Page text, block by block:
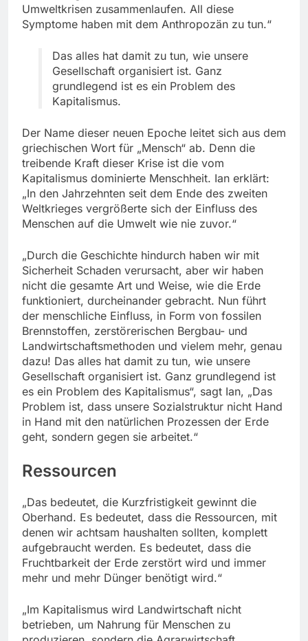
Umweltkrisen zusammenlaufen. All diese
Symptome haben mit dem Anthropozän zu tun.“
Das alles hat damit zu tun, wie unsere
Gesellschaft organisiert ist. Ganz
grundlegend ist es ein Problem des
Kapitalismus.
Der Name dieser neuen Epoche leitet sich aus dem
griechischen Wort für „Mensch“ ab. Denn die
treibende Kraft dieser Krise ist die vom
Kapitalismus dominierte Menschheit. Ian erklärt:
„In den Jahrzehnten seit dem Ende des zweiten
Weltkrieges vergrößerte sich der Einfluss des
Menschen auf die Umwelt wie nie zuvor.“
„Durch die Geschichte hindurch haben wir mit
Sicherheit Schaden verursacht, aber wir haben
nicht die gesamte Art und Weise, wie die Erde
funktioniert, durcheinander gebracht. Nun führt
der menschliche Einfluss, in Form von fossilen
Brennstoffen, zerstörerischen Bergbau- und
Landwirtschaftsmethoden und vielem mehr, genau
dazu! Das alles hat damit zu tun, wie unsere
Gesellschaft organisiert ist. Ganz grundlegend ist
es ein Problem des Kapitalismus“, sagt Ian, „Das
Problem ist, dass unsere Sozialstruktur nicht Hand
in Hand mit den natürlichen Prozessen der Erde
geht, sondern gegen sie arbeitet.“
Ressourcen
„Das bedeutet, die Kurzfristigkeit gewinnt die
Oberhand. Es bedeutet, dass die Ressourcen, mit
denen wir achtsam haushalten sollten, komplett
aufgebraucht werden. Es bedeutet, dass die
Fruchtbarkeit der Erde zerstört wird und immer
mehr und mehr Dünger benötigt wird.“
„Im Kapitalismus wird Landwirtschaft nicht
betrieben, um Nahrung für Menschen zu